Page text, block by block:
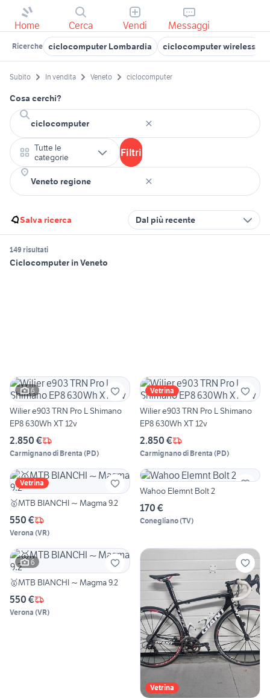
Home Cerca Vendi Messaggi
Ricerche ciclocomputer Lombardia ciclocomputer wireless
Subito In vendita Veneto ciclocomputer
Cosa cerchi?
Tutte le
categorie
Filtri
Salva ricerca Dal più recente
149 risultati
Ciclocomputer in Veneto
6
Wilier e903 TRN Pro L Shimano
EP8 630Wh XT 12v
2.850 €
Carmignano di Brenta (PD)
Vetrina
Wilier e903 TRN Pro L Shimano
EP8 630Wh XT 12v
2.850 €
Carmignano di Brenta (PD)
Vetrina
🥇MTB BIANCHI ~ Magma 9.2
550 €
Verona (VR)
Wahoo Elemnt Bolt 2
170 €
Conegliano(TV)
6
🥇MTB BIANCHI ~ Magma 9.2
550 €
Verona (VR)
Vetrina